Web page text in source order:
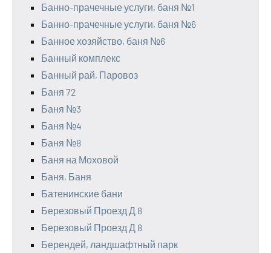
Банно-прачечные услуги, баня №1
Банно-прачечные услуги, баня №6
Банное хозяйство, баня №6
Банный комплекс
Банный рай, Паровоз
Баня 72
Баня №3
Баня №4
Баня №8
Баня на Моховой
Баня, Баня
Батенинские бани
Березовый Проезд Д 8
Березовый Проезд Д 8
Берендей, ландшафтный парк